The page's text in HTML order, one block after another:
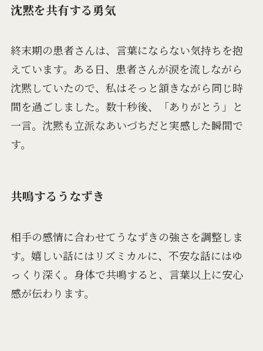
沈黙を共有する勇気
終末期の患者さんは、言葉にならない気持ちを抱
えています。ある日、患者さんが涙を流しながら
沈黙していたので、私はそっと頷きながら同じ時
間を過ごしました。数十秒後、「ありがとう」と
一言。沈黙も立派なあいづちだと実感した瞬間で
す。
共鳴するうなずき
相手の感情に合わせてうなずきの強さを調整しま
す。嬉しい話にはリズミカルに、不安な話にはゆ
っくり深く。身体で共鳴すると、言葉以上に安心
感が伝わります。